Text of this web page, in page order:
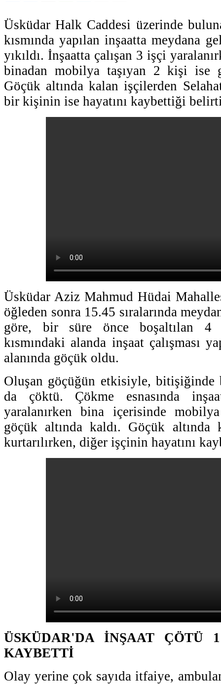
Üsküdar Halk Caddesi üzerinde
kısmında yapılan inşaatta meydana
yıkıldı. İnşaatta çalışan 3 işçi
binadan mobilya taşıyan 2 kişi ise
Göçük altında kalan işçilerden
bir kişinin ise hayatını kaybettiği
Üsküdar Aziz Mahmud Hüdai
öğleden sonra 15.45 sıralarında
göre, bir süre önce boşaltılan 4
kısmındaki alanda inşaat çalışması
alanında göçük oldu.
Oluşan göçüğün etkisiyle, bitişiğinde
da çöktü. Çökme esnasında
yaralanırken bina içerisinde
göçük altında kaldı. Göçük
kurtarılırken, diğer işçinin hayatını
ÜSKÜDAR'DA İNŞAAT ÇÖTÜ
KAYBETTİ
Olay yerine çok sayıda itfaiye,